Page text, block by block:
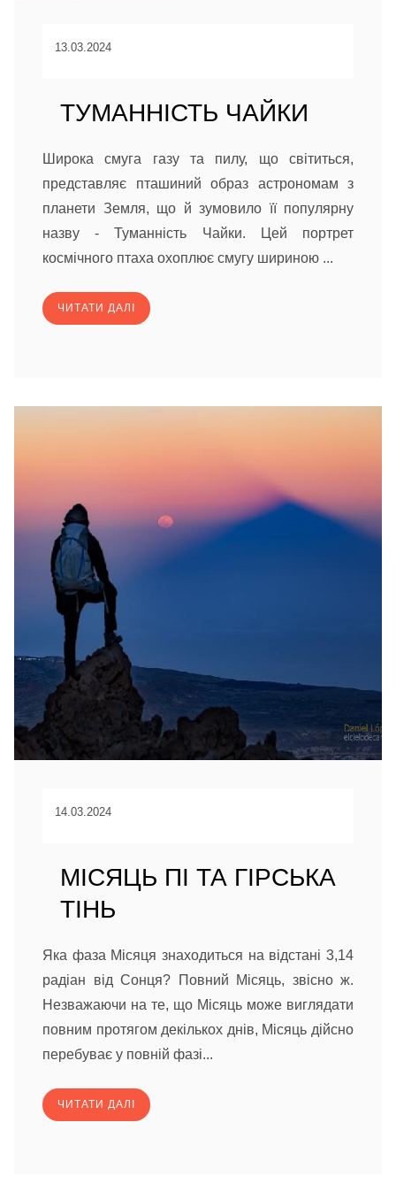
13.03.2024
ТУМАННІСТЬ ЧАЙКИ
Широка смуга газу та пилу, що світиться,
представляє пташиний образ астрономам з
планети Земля, що й зумовило її популярну
назву - Туманність Чайки. Цей портрет
космічного птаха охоплює смугу шириною ...
ЧИТАТИ ДАЛІ
14.03.2024
МІСЯЦЬ ПІ ТА ГІРСЬКА
ТІНЬ
Яка фаза Місяця знаходиться на відстані 3,14
радіан від Сонця? Повний Місяць, звісно ж.
Незважаючи на те, що Місяць може виглядати
повним протягом декількох днів, Місяць дійсно
перебуває у повній фазі...
ЧИТАТИ ДАЛІ